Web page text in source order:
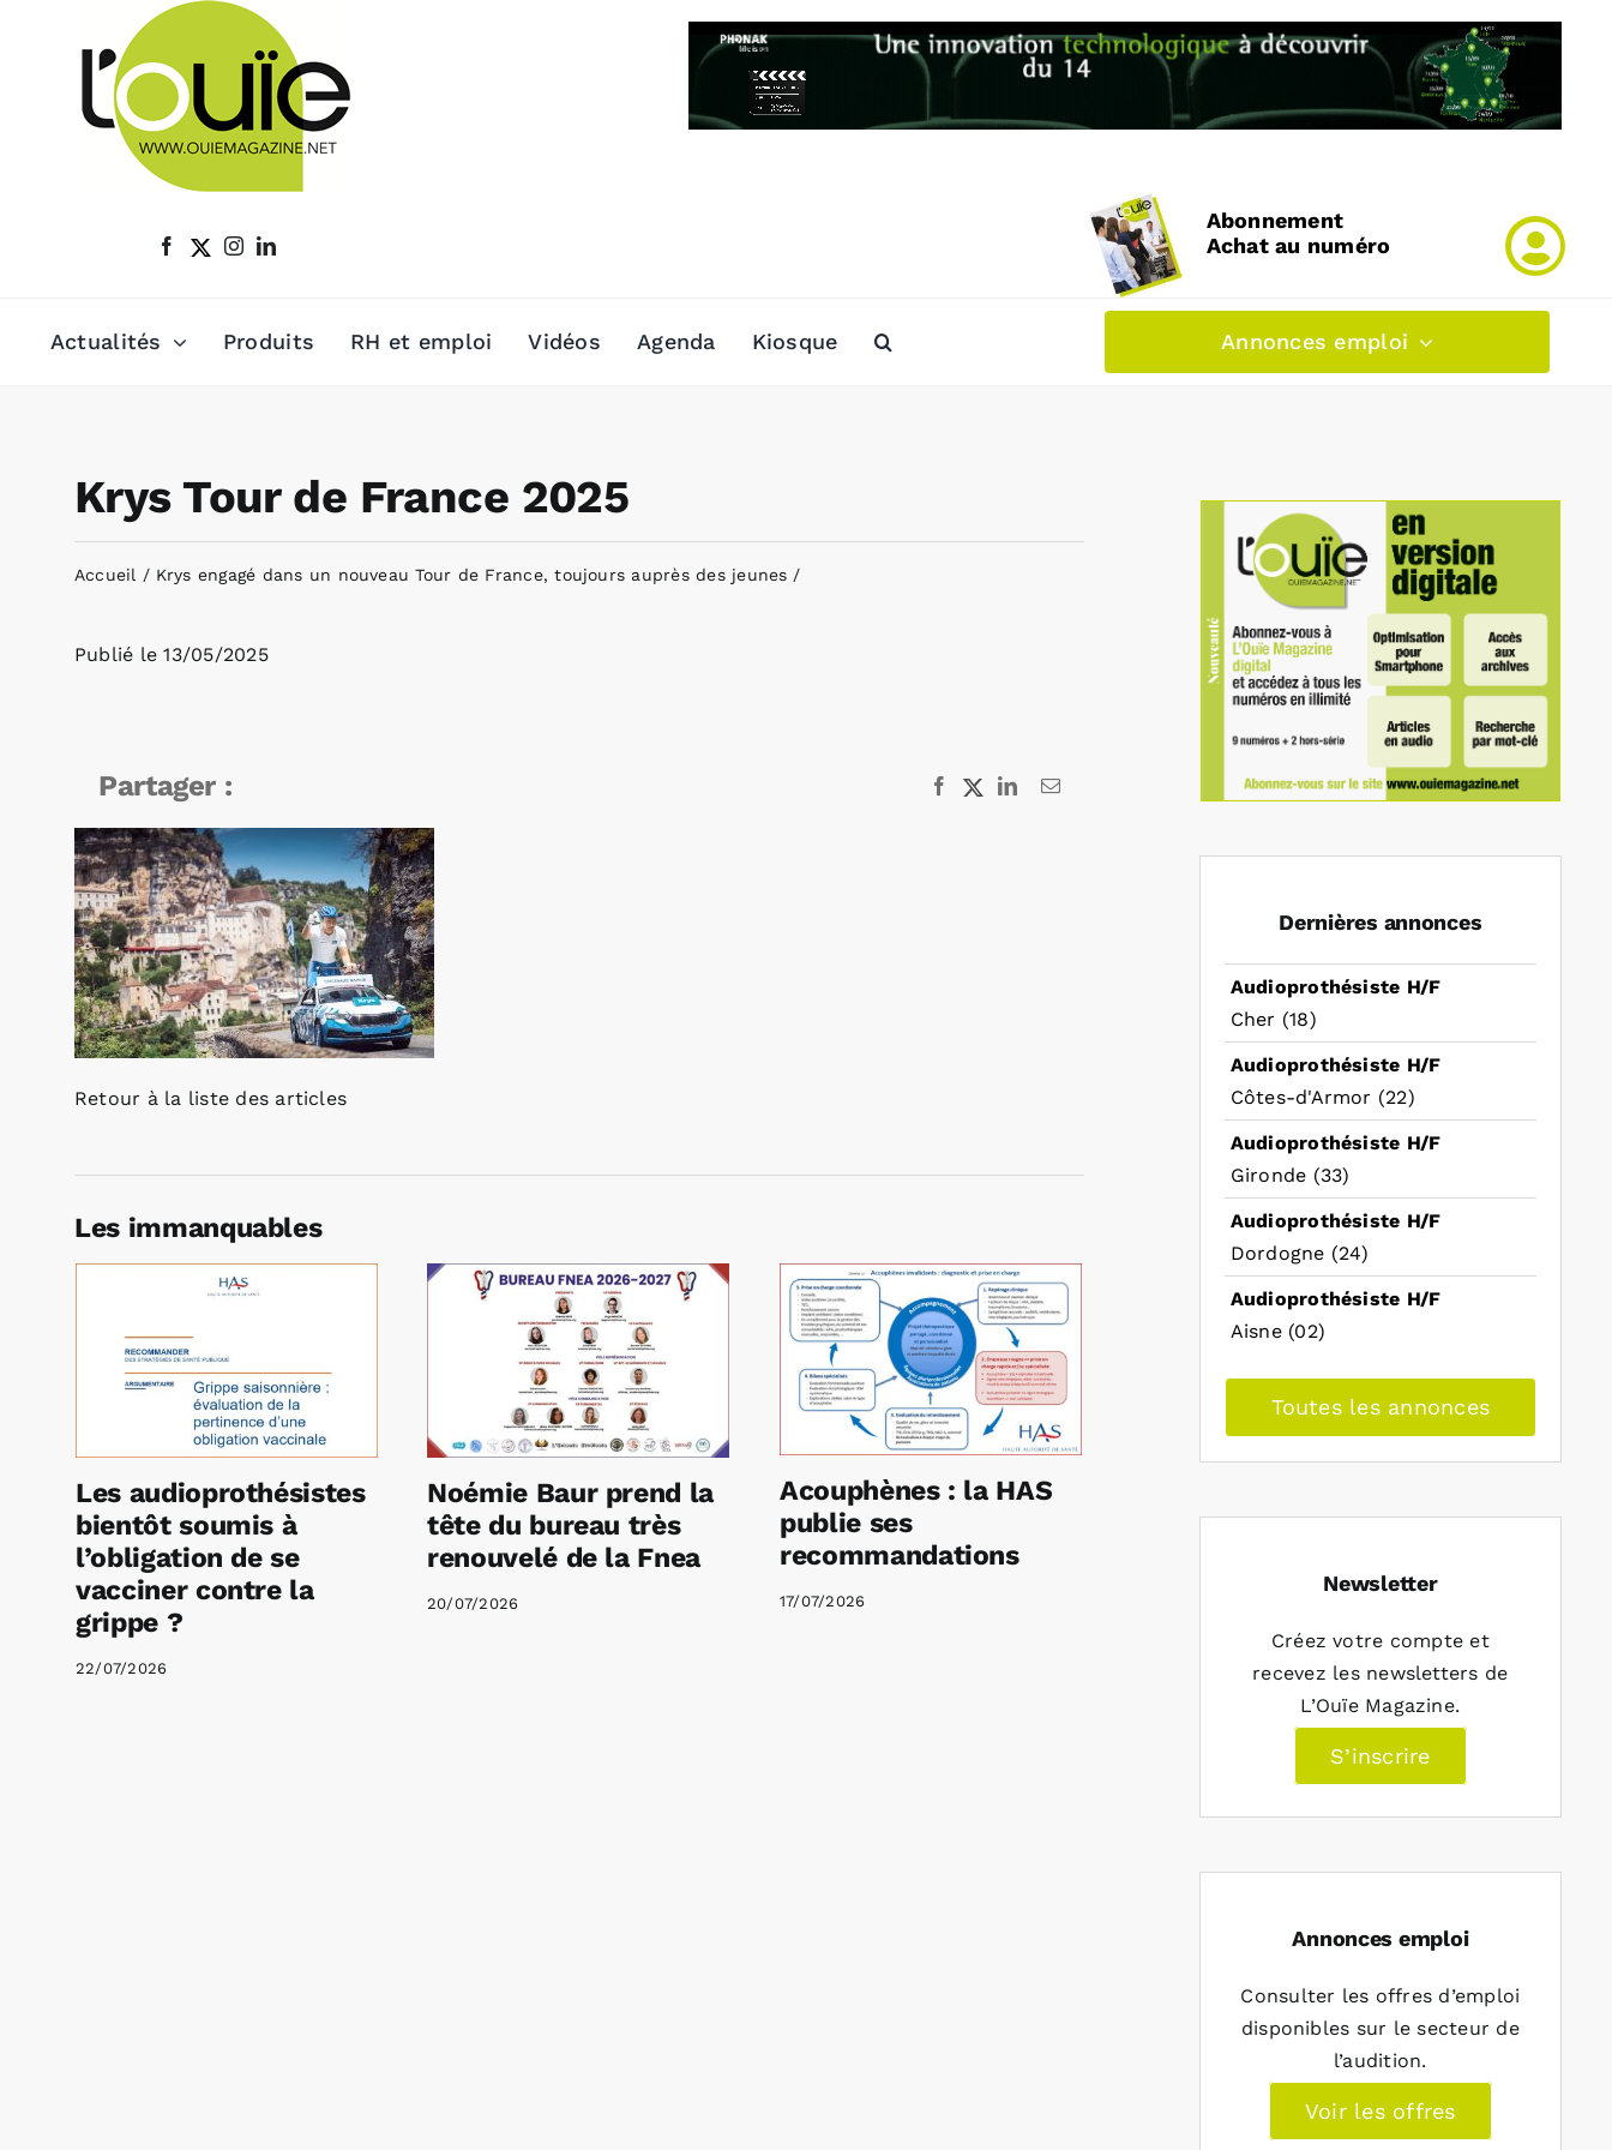
Abonnement
Achat au numéro
Actualités Produits RH et emploi Vidéos Agenda Kiosque Annonces emploi
Krys Tour de France 2025
Accueil Krys engagé dans un nouveau Tour de France, toujours auprès des jeunes
Publié le 13/05/2025
Partager : Facebook
X LinkedInEmail
Retour à la liste des articles
Les immanquables
Les audioprothésistes
bientôt soumis à
l’obligation de se
vacciner contre la
grippe ?
22/07/2026
Noémie Baur prend la
tête du bureau très
renouvelé de la Fnea
20/07/2026
Acouphènes : la HAS
publie ses
recommandations
17/07/2026
Dernières annonces
Audioprothésiste H/F
Cher (18)
Audioprothésiste H/F
Côtes-d'Armor (22)
Audioprothésiste H/F
Gironde (33)
Audioprothésiste H/F
Dordogne (24)
Audioprothésiste H/F
Aisne (02)
Toutes les annonces
Newsletter
Créez votre compte et
recevez les newsletters de
L’Ouïe Magazine.
S’inscrire
Annonces emploi
Consulter les offres d’emploi
disponibles sur le secteur de
l’audition.
Voir les offres